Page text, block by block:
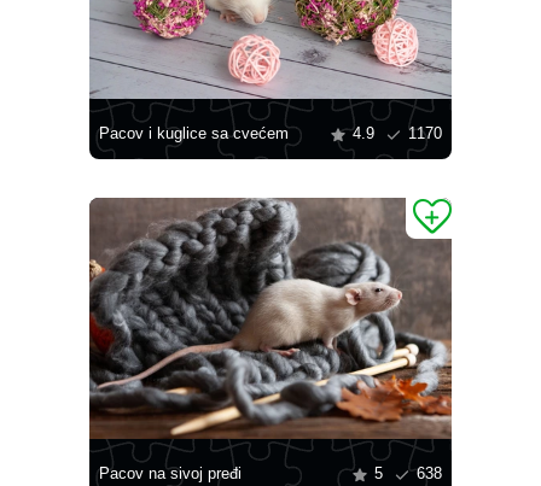
Pacov i kuglice sa cvećem 4.9 1170
Pacov na sivoj pređi 5 638